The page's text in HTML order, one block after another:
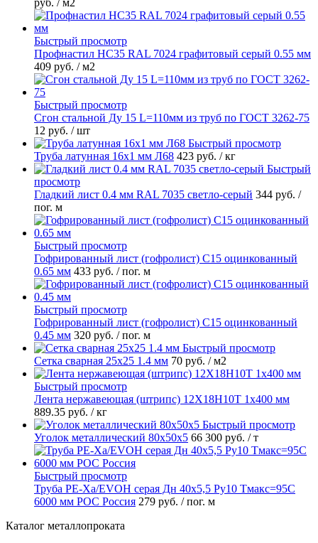
руб. / м2
Быстрый просмотр
Профнастил НС35 RAL 7024 графитовый серый 0.55 мм
409 руб. / м2
Быстрый просмотр
Сгон стальной Ду 15 L=110мм из труб по ГОСТ 3262-75
12 руб. / шт
Быстрый просмотр
Труба латунная 16х1 мм Л68 423 руб. / кг
Быстрый
просмотр
Гладкий лист 0.4 мм RAL 7035 светло-серый 344 руб. /
пог. м
Быстрый просмотр
Гофрированный лист (гофролист) С15 оцинкованный
0.65 мм 433 руб. / пог. м
Быстрый просмотр
Гофрированный лист (гофролист) С15 оцинкованный
0.45 мм 320 руб. / пог. м
Быстрый просмотр
Сетка сварная 25х25 1.4 мм 70 руб. / м2
Быстрый просмотр
Лента нержавеющая (штрипс) 12Х18Н10Т 1х400 мм
889.35 руб. / кг
Быстрый просмотр
Уголок металлический 80х50х5 66 300 руб. / т
Быстрый просмотр
Труба PE-Xa/EVOH серая Дн 40х5,5 Ру10 Тмакс=95C
6000 мм РОС Россия 279 руб. / пог. м
Каталог металлопроката